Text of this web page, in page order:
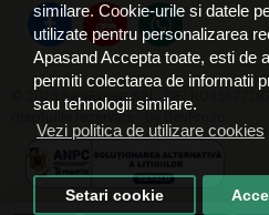
similare. Cookie-urile si datele
utilizate pentru personalizarea
Apasand Accepta toate, esti de
permiti colectarea de informatii
sau tehnologii similare.
Vezi politica de utilizare cookies
Setari cookie
© 2025 ServExpert SRL, CIF:
drepturile rezervate - by DevPro.ro